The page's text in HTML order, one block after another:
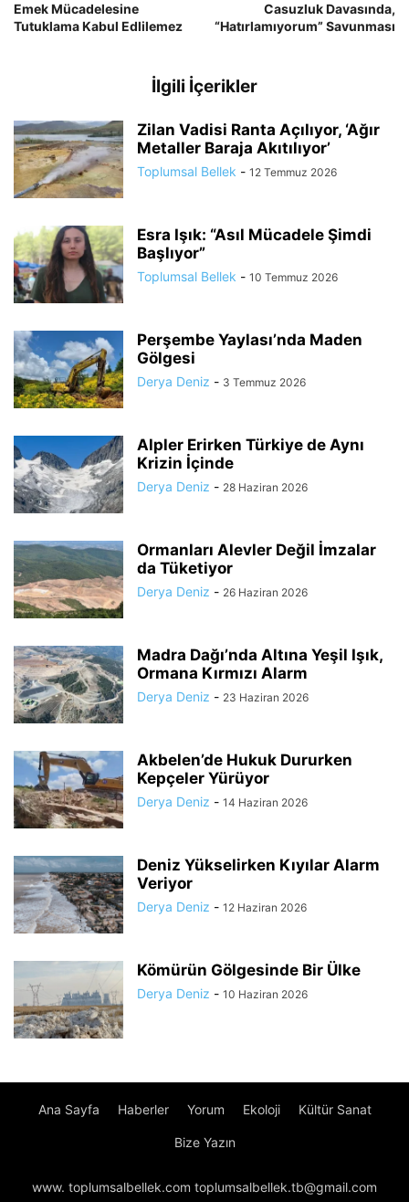
Emek Mücadelesine
Tutuklama Kabul Edlilemez
Casuzluk Davasında,
“Hatırlamıyorum” Savunması
İlgili İçerikler
Zilan Vadisi Ranta Açılıyor, ‘Ağır
Metaller Baraja Akıtılıyor’
Toplumsal Bellek - 12 Temmuz 2026
Esra Işık: “Asıl Mücadele Şimdi
Başlıyor”
Toplumsal Bellek - 10 Temmuz 2026
Perşembe Yaylası’nda Maden
Gölgesi
Derya Deniz - 3 Temmuz 2026
Alpler Erirken Türkiye de Aynı
Krizin İçinde
Derya Deniz - 28 Haziran 2026
Ormanları Alevler Değil İmzalar
da Tüketiyor
Derya Deniz - 26 Haziran 2026
Madra Dağı’nda Altına Yeşil Işık,
Ormana Kırmızı Alarm
Derya Deniz - 23 Haziran 2026
Akbelen’de Hukuk Dururken
Kepçeler Yürüyor
Derya Deniz - 14 Haziran 2026
Deniz Yükselirken Kıyılar Alarm
Veriyor
Derya Deniz - 12 Haziran 2026
Kömürün Gölgesinde Bir Ülke
Derya Deniz - 10 Haziran 2026
Ana Sayfa Haberler Yorum Ekoloji Kültür Sanat
Bize Yazın
www. toplumsalbellek.com toplumsalbellek.tb@gmail.com